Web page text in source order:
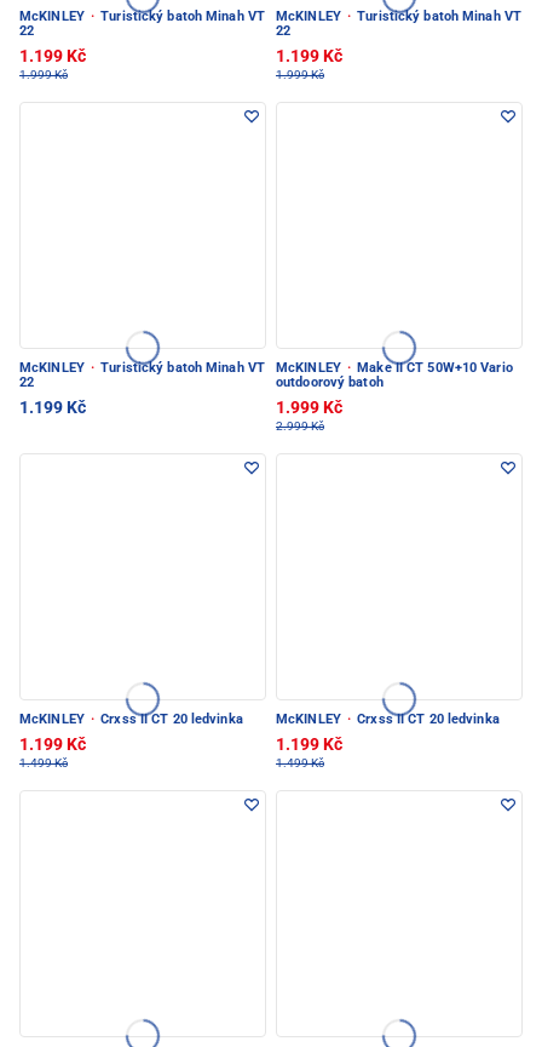
McKINLEY · Turistický batoh Minah VT
22
1.199 Kč
1.999 Kč
McKINLEY · Turistický batoh Minah VT
22
1.199 Kč
1.999 Kč
McKINLEY · Turistický batoh Minah VT
22
1.199 Kč
McKINLEY · Make II CT 50W+10 Vario
outdoorový batoh
1.999 Kč
2.999 Kč
McKINLEY · Crxss II CT 20 ledvinka
1.199 Kč
1.499 Kč
McKINLEY · Crxss II CT 20 ledvinka
1.199 Kč
1.499 Kč